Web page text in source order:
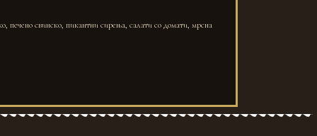
печено свинско, пикантни сирења, салати со домати, мрсна